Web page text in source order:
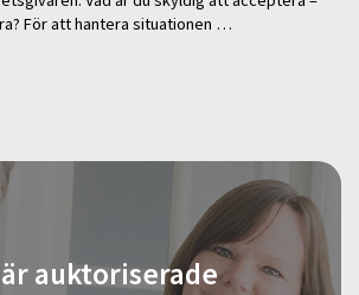
För att hantera situationen …
auktoriserade